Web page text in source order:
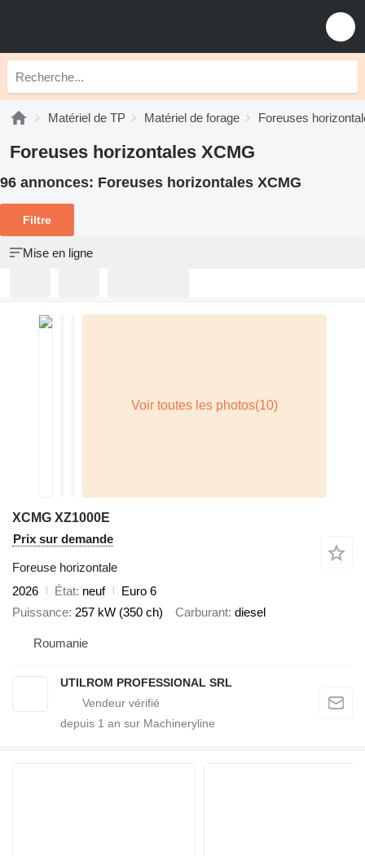
Matériel de TP Matériel de forage Foreuses
Foreuses horizontales XCMG
96 annonces: Foreuses horizontales XCMG
Filtre
Mise en ligne
XCMG XZ1000E
Prix sur demande
Foreuse horizontale
2026
État neuf
Euro 6
Puissance 257 kW (350 ch) Carburant diesel
Roumanie
UTILROM PROFESSIONAL SRL
depuis 1 an sur Machineryline